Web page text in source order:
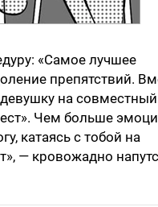
«Самое лучшее
препятствий.
на совместный
Чем больше
катаясь с тобой на
— кровожадно